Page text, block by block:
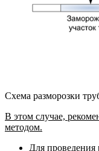
Схема разморозки
В этом случае,
методом.
Для проведения